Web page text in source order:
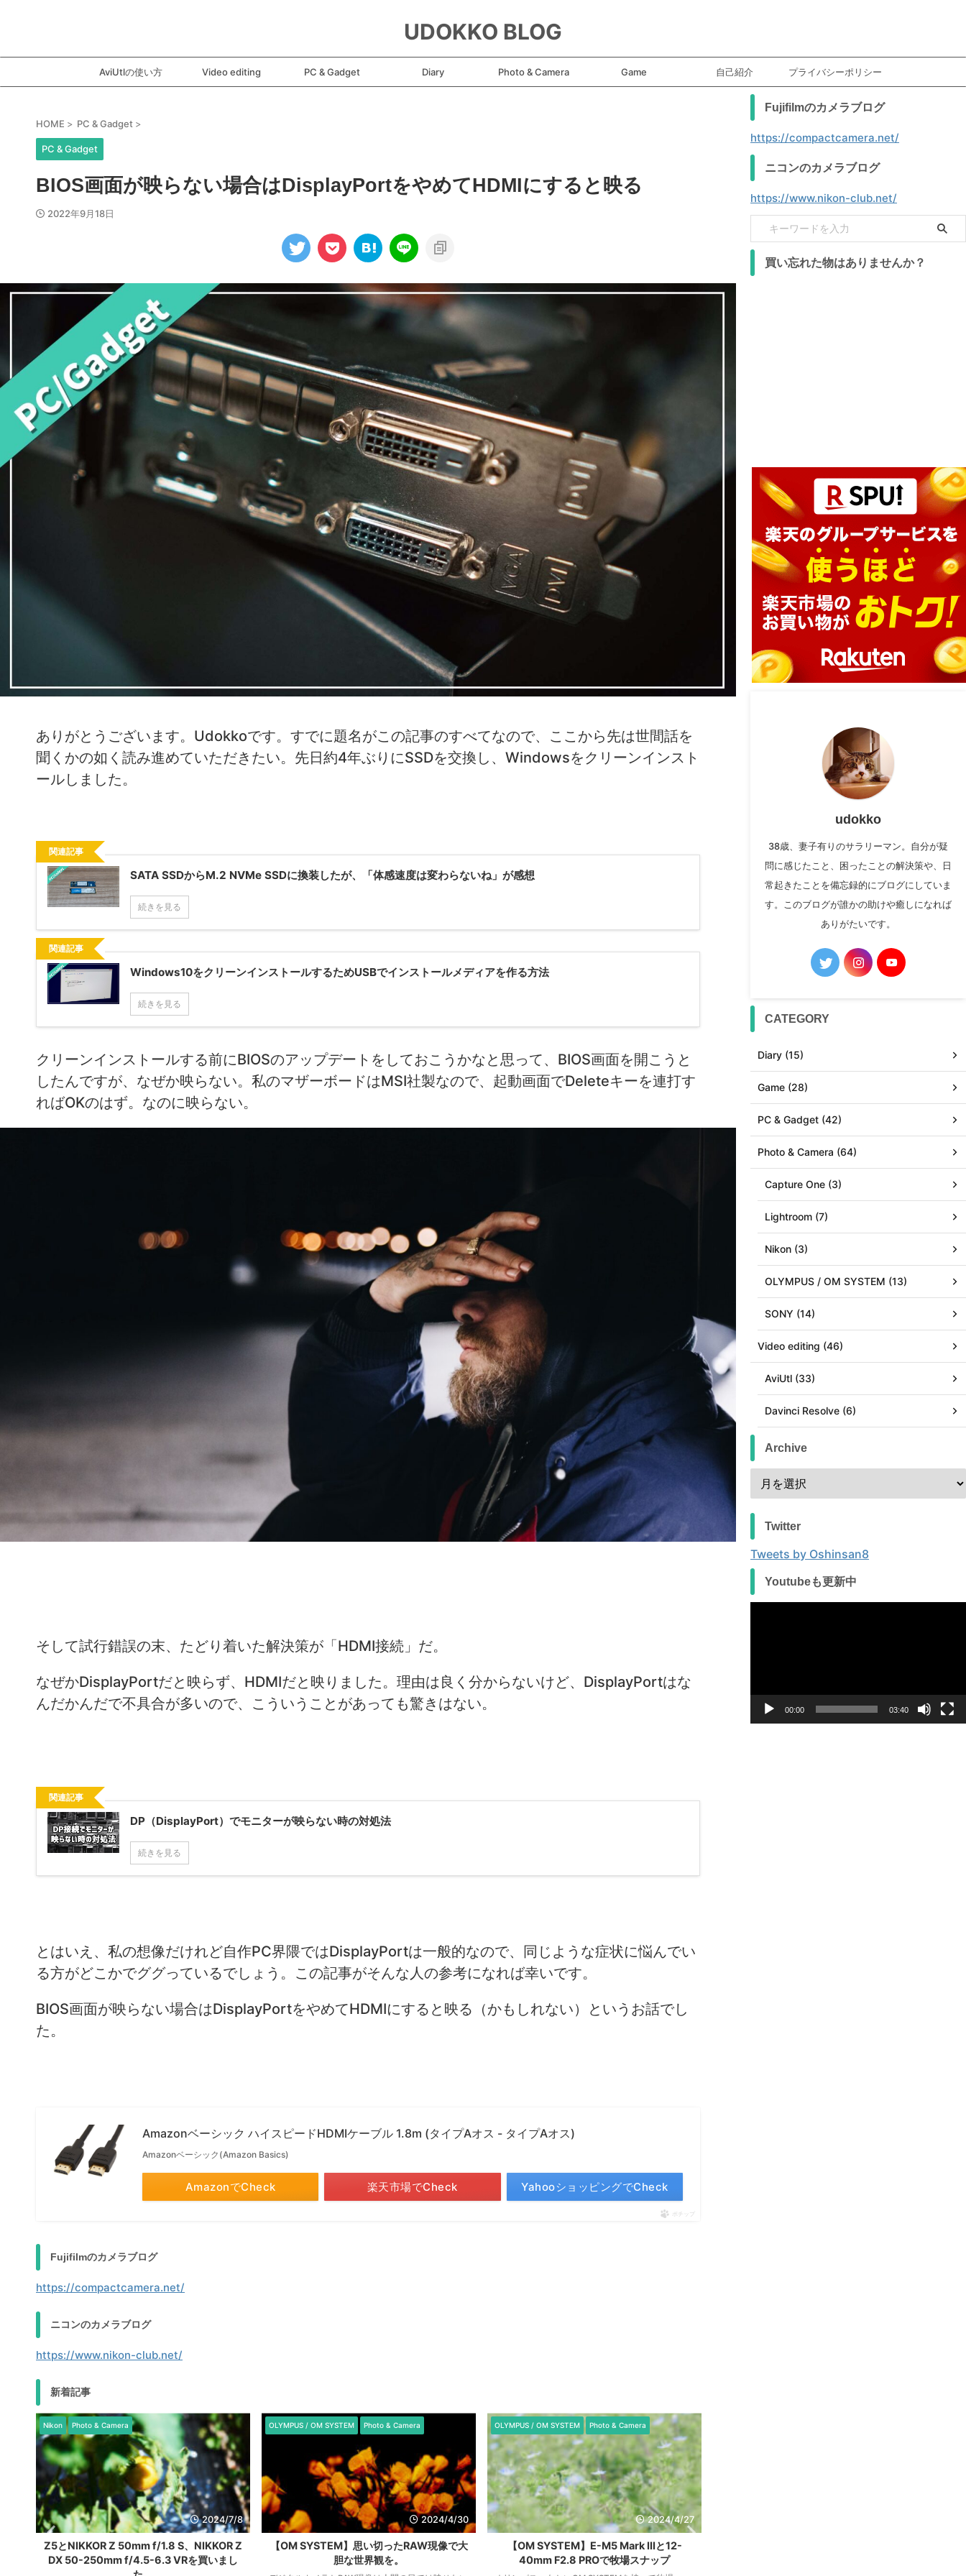
UDOKKO BLOG
AviUtlの使い方 Video editing PC & Gadget Diary Photo & Camera Game 自己紹介 プライバシーポリシー
HOME > PC & Gadget >
PC & Gadget
BIOS画面が映らない場合はDisplayPortをやめてHDMIにすると映る
2022年9月18日
ありがとうございます。Udokkoです。すでに題名がこの記事のすべてなので、ここから先は世間話を
聞くかの如く読み進めていただきたい。先日約4年ぶりにSSDを交換し、Windowsをクリーンインスト
ールしました。
関連記事
SATA SSDからM.2 NVMe SSDに換装したが、「体感速度は変わらないね」が感想
続きを見る
関連記事
Windows10をクリーンインストールするためUSBでインストールメディアを作る方法
続きを見る
クリーンインストールする前にBIOSのアップデートをしておこうかなと思って、BIOS画面を開こうと
したんですが、なぜか映らない。私のマザーボードはMSI社製なので、起動画面でDeleteキーを連打す
ればOKのはず。なのに映らない。
そして試行錯誤の末、たどり着いた解決策が「HDMI接続」だ。
なぜかDisplayPortだと映らず、HDMIだと映りました。理由は良く分からないけど、DisplayPortはな
んだかんだで不具合が多いので、こういうことがあっても驚きはない。
関連記事
DP（DisplayPort）でモニターが映らない時の対処法
続きを見る
とはいえ、私の想像だけれど自作PC界隈ではDisplayPortは一般的なので、同じような症状に悩んでい
る方がどこかでググっているでしょう。この記事がそんな人の参考になれば幸いです。
BIOS画面が映らない場合はDisplayPortをやめてHDMIにすると映る（かもしれない）というお話でし
た。
Amazonベーシック ハイスピードHDMIケーブル 1.8m (タイプAオス - タイプAオス)
Amazonベーシック(Amazon Basics)
AmazonでCheck 楽天市場でCheck YahooショッピングでCheck
ポチップ
Fujifilmのカメラブログ
https://compactcamera.net/
ニコンのカメラブログ
https://www.nikon-club.net/
新着記事
Nikon Photo & Camera
2024/7/8
Z5とNIKKOR Z 50mm f/1.8 S、NIKKOR Z
DX 50-250mm f/4.5-6.3 VRを買いまし
OLYMPUS / OM SYSTEM Photo & Camera
2024/4/30
【OM SYSTEM】思い切ったRAW現像で大
胆な世界観を。
OLYMPUS / OM SYSTEM Photo & Camera
2024/4/27
【OM SYSTEM】E-M5 Mark IIIと12-
40mm F2.8 PROで牧場スナップ
Fujifilmのカメラブログ
https://compactcamera.net/
ニコンのカメラブログ
https://www.nikon-club.net/
買い忘れた物はありませんか？
udokko
38歳、妻子有りのサラリーマン。自分が疑
問に感じたこと、困ったことの解決策や、日
常起きたことを備忘録的にブログにしていま
す。このブログが誰かの助けや癒しになれば
ありがたいです。
CATEGORY
Diary (15)
Game (28)
PC & Gadget (42)
Photo & Camera (64)
Capture One (3)
Lightroom (7)
Nikon (3)
OLYMPUS / OM SYSTEM (13)
SONY (14)
Video editing (46)
AviUtl (33)
Davinci Resolve (6)
Archive
Twitter
Tweets by Oshinsan8
Youtubeも更新中
00:00 03:40